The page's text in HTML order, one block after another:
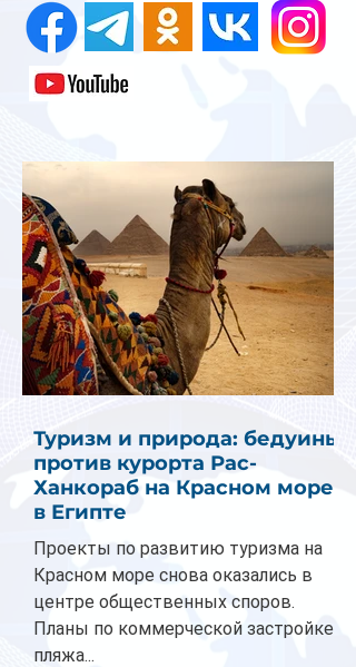
Туризм и природа: бедуины
против курорта Рас-
Ханкораб на Красном море
в Египте
Проекты по развитию туризма на
Красном море снова оказались в
центре общественных споров.
Планы по коммерческой застройке
пляжа...